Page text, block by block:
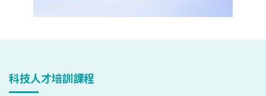
科技人才培訓課程